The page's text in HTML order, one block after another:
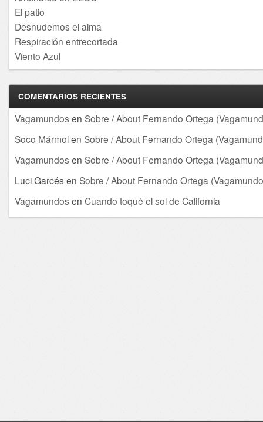
El patio
Desnudemos el alma
Respiración entrecortada
Viento Azul
COMENTARIOS RECIENTES
Vagamundos en Sobre / About Fernando Ortega
Soco Mármolen Sobre / About Fernando Ortega
Vagamundos en Sobre / About Fernando Ortega
Luci Garcés en Sobre / About Fernando Ortega
Vagamundos en Cuando toqué el sol de California